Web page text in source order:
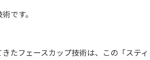
です。
たフェースカップ技術は、この「スティ